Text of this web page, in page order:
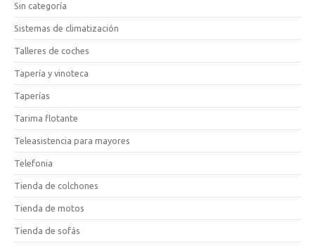
Sin categoría
Sistemas de climatización
Talleres de coches
Tapería y vinoteca
Taperías
Tarima flotante
Teleasistencia para mayores
Telefonia
Tienda de colchones
Tienda de motos
Tienda de sofás